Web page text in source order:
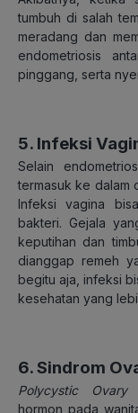
tumbuh di salah
meradang dan
endometriosis
pinggang, serta
5. Infeksi
Selain
termasuk ke dalam
Infeksi vagina
bakteri. Gejala
keputihan dan
dianggap remeh
begitu aja, infeksi
kesehatan yang
6. Sindrom
Polycystic Ovary
hormon pada